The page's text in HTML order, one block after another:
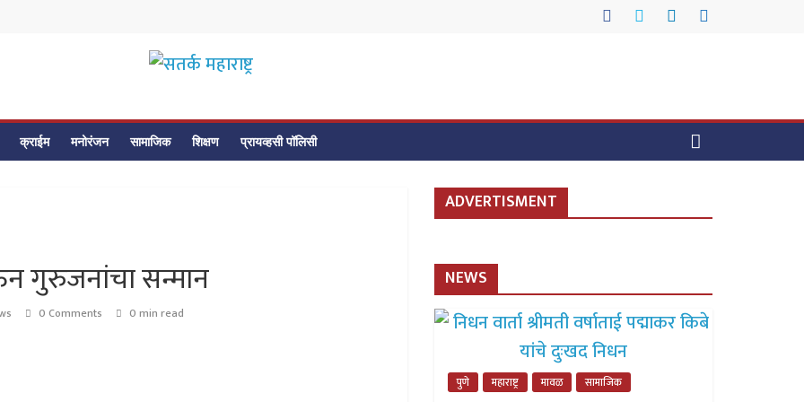
सतर्क
महाराष्ट्र
क्राईम मनोरंजन सामाजिक शिक्षण प्रायव्हसी पॉलिसी
गुरुजनांचा सन्मान
0 Comments 0 min read
ADVERTISMENT
NEWS
पुणे महाराष्ट्र मावळ सामाजिक